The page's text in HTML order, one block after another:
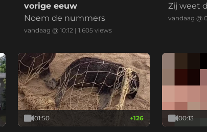
vorige eeuw
Noem de nummers
vandaag @ 10:12 | 1.605views
Zij weet
vandaag @
01:50 +126 00:13